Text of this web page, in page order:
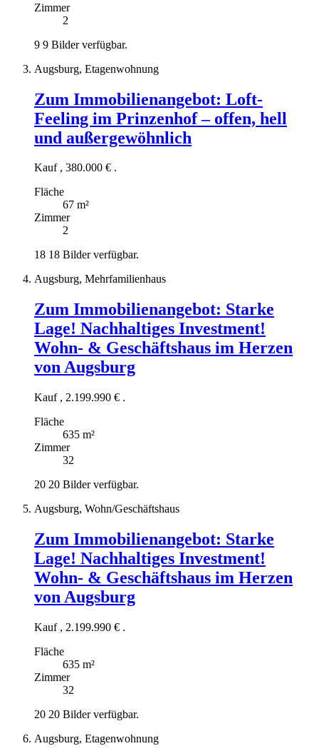
Zimmer
2
9 9 Bilder verfügbar.
Augsburg, Etagenwohnung
Zum Immobilienangebot: Loft-
Feeling im Prinzenhof – offen, hell
und außergewöhnlich
Kauf , 380.000 € .
Fläche
67 m²
Zimmer
2
18 18 Bilder verfügbar.
Augsburg, Mehrfamilienhaus
Zum Immobilienangebot: Starke
Lage! Nachhaltiges Investment!
Wohn- & Geschäftshaus im Herzen
von Augsburg
Kauf , 2.199.990 € .
Fläche
635 m²
Zimmer
32
20 20 Bilder verfügbar.
Augsburg, Wohn/Geschäftshaus
Zum Immobilienangebot: Starke
Lage! Nachhaltiges Investment!
Wohn- & Geschäftshaus im Herzen
von Augsburg
Kauf , 2.199.990 € .
Fläche
635 m²
Zimmer
32
20 20 Bilder verfügbar.
Augsburg, Etagenwohnung